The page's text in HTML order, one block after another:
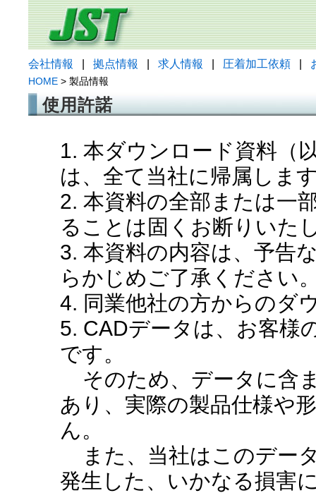
会社情報 拠点情報 求人情報 圧着加工依頼
HOME > 製品情報
使用許諾
1. 本ダウンロード資料（
は、全て当社に帰属しま
2. 本資料の全部または一
ることは固くお断りいた
3. 本資料の内容は、予告
らかじめご了承ください
4. 同業他社の方からのダ
5. CADデータは、お客様
です。
そのため、データに含
あり、実際の製品仕様や
ん。
また、当社はこのデー
発生した、いかなる損害